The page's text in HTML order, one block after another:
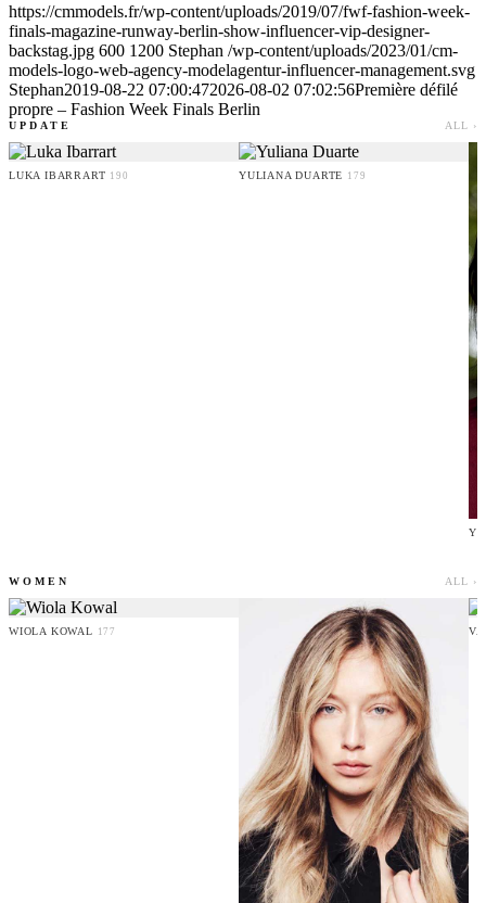
https://cmmodels.fr/wp-content/uploads/2019/07/fwf-fashion-week-
finals-magazine-runway-berlin-show-influencer-vip-designer-
backstag.jpg 600 1200 Stephan /wp-content/uploads/2023/01/cm-
models-logo-web-agency-modelagentur-influencer-management.svg
Stephan2019-08-22 07:00:472026-08-02 07:02:56Première défilé
propre – Fashion Week Finals Berlin
UPDATE ALL ›
LUKA IBARRART 190 YULIANA DUARTE 179
WOMEN ALL ›
WIOLA KOWAL 177